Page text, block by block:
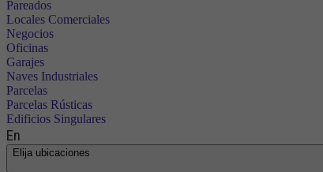
Pareados
Locales Comerciales
Negocios
Oficinas
Garajes
Naves Industriales
Parcelas
Parcelas Rústicas
Edificios Singulares
En
Elija ubicaciones